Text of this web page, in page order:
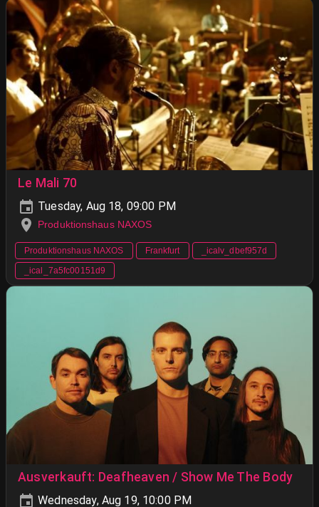
Le Mali 70
Tuesday, Aug 18, 09:00 PM
Produktionshaus NAXOS
Produktionshaus NAXOS Frankfurt
_icalv_dbef957d
_ical_7a5fc00151d9
Ausverkauft: Deafheaven / Show Me The Body
Wednesday, Aug 19, 10:00 PM